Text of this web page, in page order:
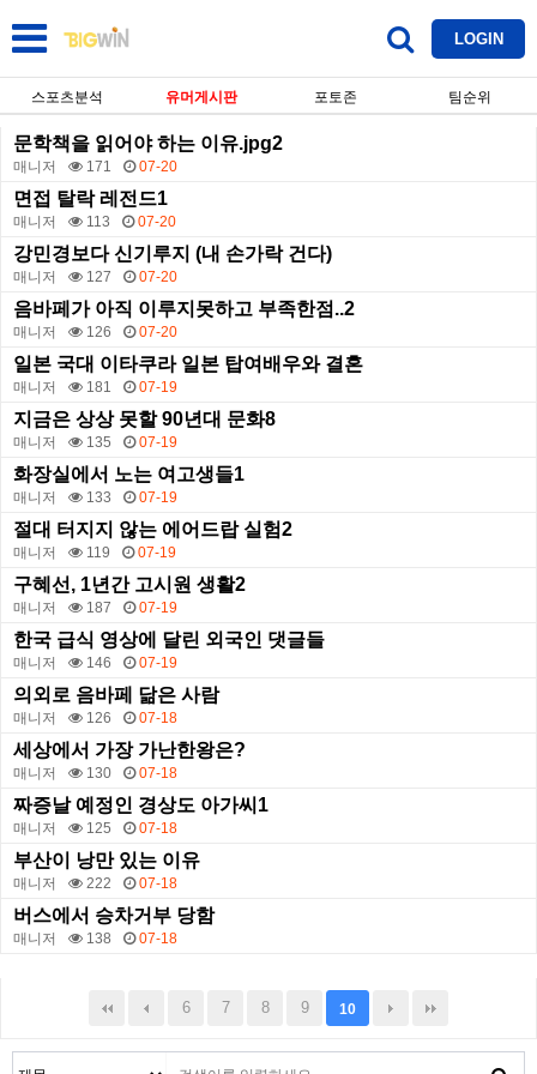
LOGIN
스포츠분석 유머게시판 포토존 팀순위
문학책을 읽어야 하는 이유.jpg2
매니저 171 07-20
면접 탈락 레전드1
매니저 113 07-20
강민경보다 신기루지 (내 손가락 건다)
매니저 127 07-20
음바페가 아직 이루지못하고 부족한점..2
매니저 126 07-20
일본 국대 이타쿠라 일본 탑여배우와 결혼
매니저 181 07-19
지금은 상상 못할 90년대 문화8
매니저 135 07-19
화장실에서 노는 여고생들1
매니저 133 07-19
절대 터지지 않는 에어드랍 실험2
매니저 119 07-19
구혜선, 1년간 고시원 생활2
매니저 187 07-19
한국 급식 영상에 달린 외국인 댓글들
매니저 146 07-19
의외로 음바페 닮은 사람
매니저 126 07-18
세상에서 가장 가난한왕은?
매니저 130 07-18
짜증날 예정인 경상도 아가씨1
매니저 125 07-18
부산이 낭만 있는 이유
매니저 222 07-18
버스에서 승차거부 당함
매니저 138 07-18
6 7 8 9 10